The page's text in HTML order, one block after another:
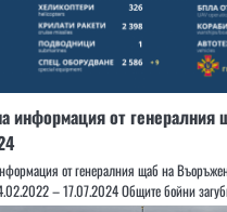
информация от генералния
от генералния щаб на
– 17.07.2024 Общите бойни